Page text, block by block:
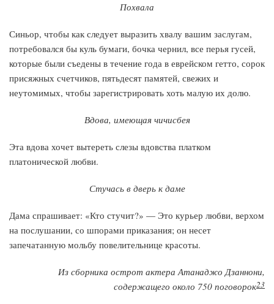
Похвала
Синьор, чтобы как следует выразить хвалу вашим заслугам,
потребовался бы куль бумаги, бочка чернил, все перья гусей,
которые были съедены в течение года в еврейском гетто, сорок
присяжных счетчиков, пятьдесят памятей, свежих и
неутомимых, чтобы зарегистрировать хоть малую их долю.
Вдова, имеющая чичисбея
Эта вдова хочет вытереть слезы вдовства платком
платонической любви.
Стучась в дверь к даме
Дама спрашивает: «Кто стучит?» — Это курьер любви, верхом
на послушании, со шпорами приказания; он несет
запечатанную мольбу повелительнице красоты.
Из сборника острот актера Атанаджо Дзаннони,
содержащего около 750 поговорок23